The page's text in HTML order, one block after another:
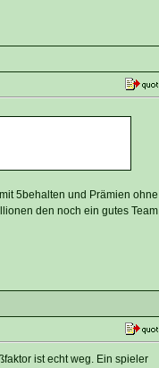
5behalten und Prämien ohne
den noch ein gutes Team
ist echt weg. Ein spieler